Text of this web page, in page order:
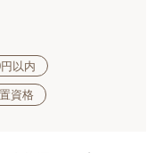
以内
資格